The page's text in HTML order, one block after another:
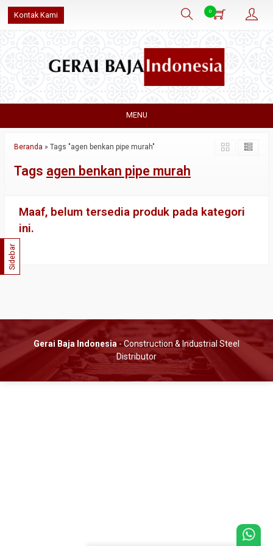
Kontak Kami 0
MENU
Beranda » Tags "agen benkan pipe murah"
Tags agen benkan pipe murah
Maaf, belum tersedia produk pada kategori
ini.
Sidebar
Gerai Baja Indonesia- Construction & Industrial Steel
Distributor